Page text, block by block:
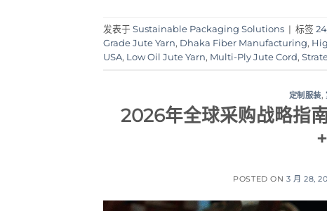
发表于 Sustainable Packaging Solutions | 标签
Grade Jute Yarn, Dhaka Fiber Manufacturing,
USA, Low Oil Jute Yarn, Multi-Ply Jute Cord,
定制服装,
2026年全球采购战略指
POSTED ON 3 月 28,